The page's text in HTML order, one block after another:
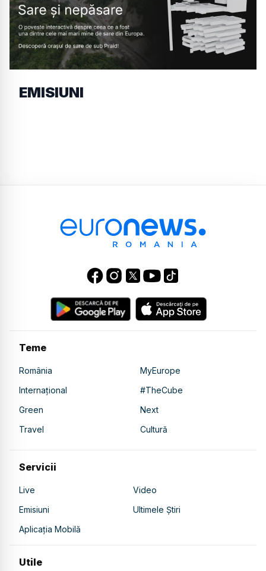
EMISIUNI
Teme
România
MyEurope
Internațional
#TheCube
Green
Next
Travel
Cultură
Servicii
Live
Video
Emisiuni
Ultimele Știri
Aplicația Mobilă
Utile